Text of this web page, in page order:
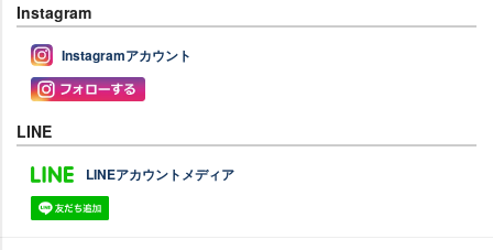
Instagram
Instagramアカウント
LINE
LINEアカウントメディア